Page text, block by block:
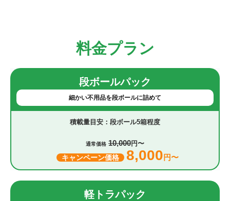
料金プラン
段ボールパック
細かい不用品を段ボールに詰めて
段ボール5箱程度
通常価格 10,000円〜
キャンペーン価格 8,000 円〜
軽トラパック